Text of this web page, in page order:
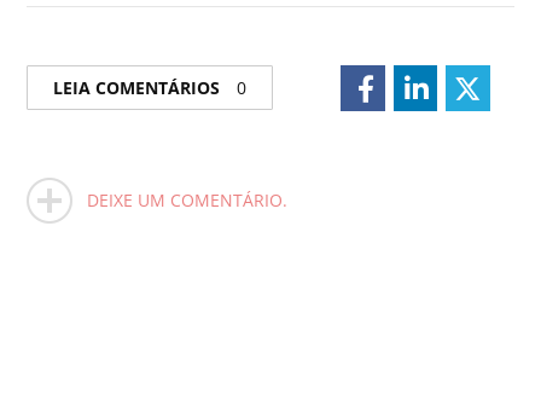
LEIA COMENTÁRIOS 0
DEIXE UM COMENTÁRIO.